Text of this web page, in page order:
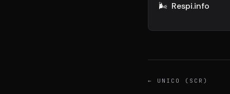
🌬️ Respi.info
← UNICO (SCR)